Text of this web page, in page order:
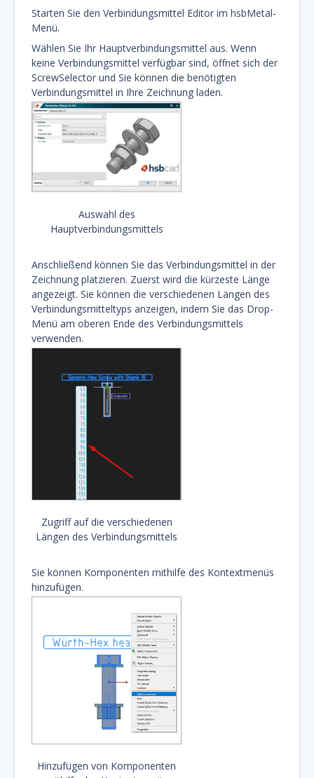
Starten Sie den Verbindungsmittel Editor im hsbMetal-
Menü.
Wählen Sie Ihr Hauptverbindungsmittel aus. Wenn
keine Verbindungsmittel verfügbar sind, öffnet sich der
ScrewSelector und Sie können die benötigten
Verbindungsmittel in Ihre Zeichnung laden.
Auswahl des
Hauptverbindungsmittels
Anschließend können Sie das Verbindungsmittel in der
Zeichnung platzieren. Zuerst wird die kürzeste Länge
angezeigt. Sie können die verschiedenen Längen des
Verbindungsmitteltyps anzeigen, indem Sie das Drop-
Menü am oberen Ende des Verbindungsmittels
verwenden.
Zugriff auf die verschiedenen
Längen des Verbindungsmittels
Sie können Komponenten mithilfe des Kontextmenüs
hinzufügen.
Hinzufügen von Komponenten